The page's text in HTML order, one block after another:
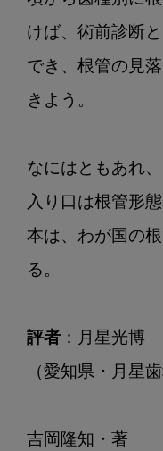
けば、術前診断
でき、根管の見
きよう。
なにはともあれ
入り口は根管形
本は、わが国の
る。
評者 ：月星光博
（愛知県・月星
吉岡隆知・著